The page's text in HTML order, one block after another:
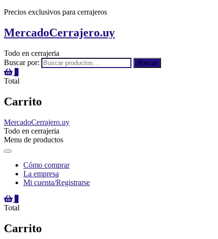
Precios exclusivos para cerrajeros
MercadoCerrajero.uy
Todo en cerrajeria
Buscar por:
Buscar
Total
Carrito
MercadoCerrajero.uy
Todo en cerrajeria
Menu de productos
Cómo comprar
La empresa
Mi cuenta/Registrarse
Total
Carrito